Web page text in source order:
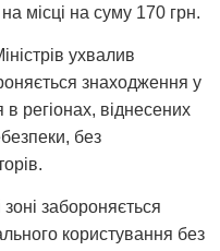
місці на суму 170 грн.
ухвалив
знаходження у
в регіонах, віднесених
без
забороняється
користування без